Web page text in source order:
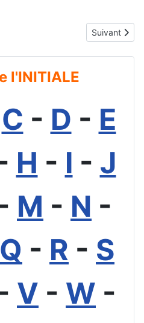
gratuits - joyeux anniversaire -
Article
Suivant
l'INITIALE
C - D - E
H - I - J
M - N -
Q - R - S
V - W -